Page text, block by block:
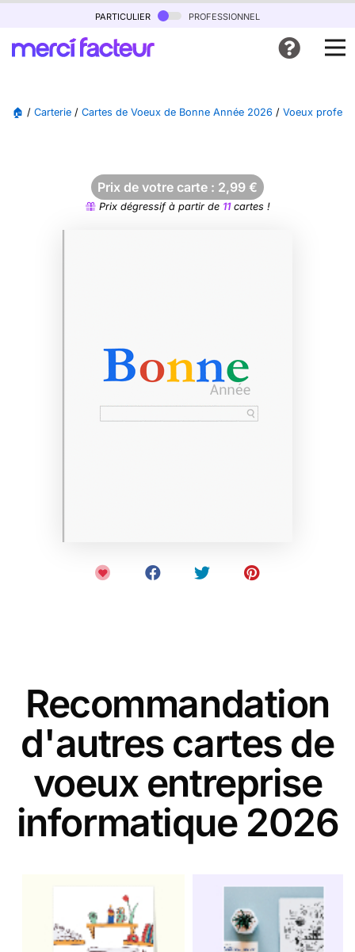
particulier professionnel
🏠 / Carterie / Cartes de Voeux de Bonne Année 2026 / Voeux
Prix de votre carte : 2,99 €
Prix dégressif à partir de 11cartes !
Recommandation
d'autres cartes de
voeux entreprise
informatique 2026